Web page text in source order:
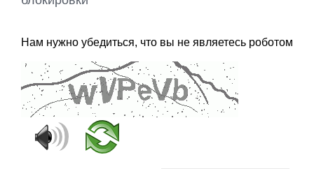
Нам нужно убедиться, что вы не являетесь роботом